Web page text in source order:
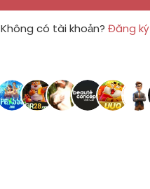
Không có tài khoản? Đăng ký